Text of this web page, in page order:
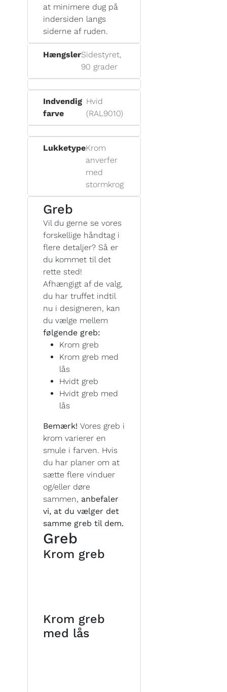
at minimere dug på
indersiden langs
siderne af ruden.
HængslerSidestyret,
90 grader
Indvendig
farve
Hvid
(RAL9010)
LukketypeKrom
anverfer
med
stormkrog
Greb
Vil du gerne se vores
forskellige håndtag i
flere detaljer? Så er
du kommet til det
rette sted!
Afhængigt af de valg,
du har truffet indtil
nu i designeren, kan
du vælge mellem
følgende greb:
Krom greb
Krom greb med
lås
Hvidt greb
Hvidt greb med
lås
Bemærk! Vores greb i
krom varierer en
smule i farven. Hvis
du har planer om at
sætte flere vinduer
og/eller døre
sammen, anbefaler
vi, at du vælger det
samme greb til dem.
Greb
Krom greb
Krom greb
med lås